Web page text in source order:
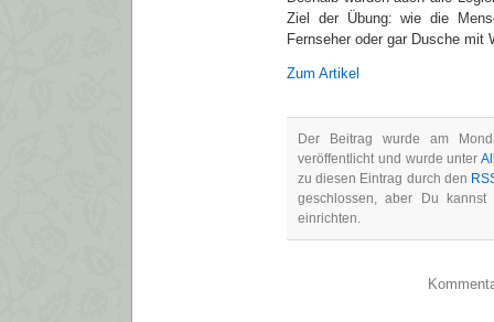
Ziel der Übung: wie die
Fernseher oder gar Dusche mit
Zum Artikel
Der Beitrag wurde am
veröffentlicht und wurde unter
zu diesen Eintrag durch den
geschlossen, aber Du
einrichten.